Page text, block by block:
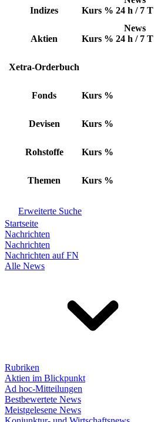
Indizes Kurs % 24 h / 7 T
Aktien Kurs %
News
24 h / 7 T
Xetra-Orderbuch
Fonds Kurs %
Devisen Kurs %
Rohstoffe Kurs %
Themen Kurs %
Erweiterte Suche
Startseite
Nachrichten
Nachrichten
Nachrichten auf FN
Alle News
Rubriken
Aktien im Blickpunkt
Ad hoc-Mitteilungen
Bestbewertete News
Meistgelesene News